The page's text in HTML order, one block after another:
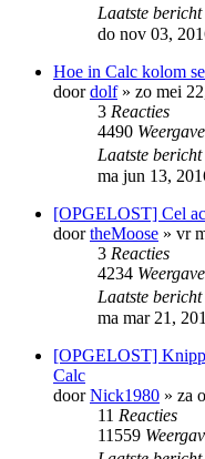
Laatste bericht
do nov 03,
Hoe in Calc kolom
doordolf» zo mei
3 Reacties
4490
Laatste bericht
ma jun 13,
[OPGELOST] Cel
doortheMoose » vr
3 Reacties
4234
Laatste bericht
ma mar 21,
[OPGELOST]
Calc
doorNick1980 » za
11 Reacties
11559